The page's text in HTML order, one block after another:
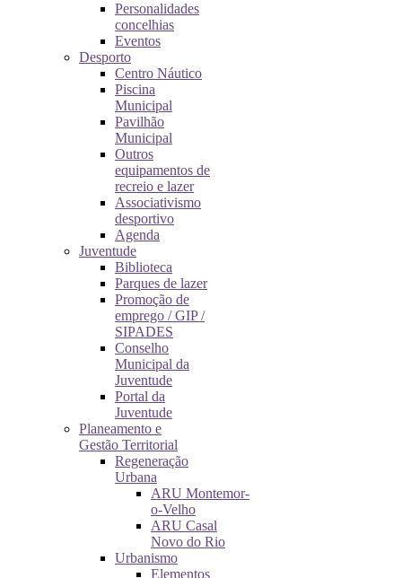
Personalidades
concelhias
Eventos
Desporto
Centro Náutico
Piscina
Municipal
Pavilhão
Municipal
Outros
equipamentos de
recreio e lazer
Associativismo
desportivo
Agenda
Juventude
Biblioteca
Parques de lazer
Promoção de
emprego / GIP /
SIPADES
Conselho
Municipal da
Juventude
Portal da
Juventude
Planeamento e
Gestão Territorial
Regeneração
Urbana
ARU Montemor-
o-Velho
ARU Casal
Novo do Rio
Urbanismo
Elementos